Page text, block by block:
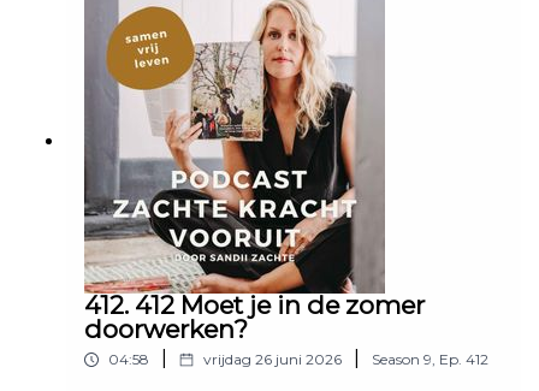
412. 412 Moet je in de zomer
doorwerken?
04:58 vrijdag 26 juni 2026 Season 9, Ep. 412